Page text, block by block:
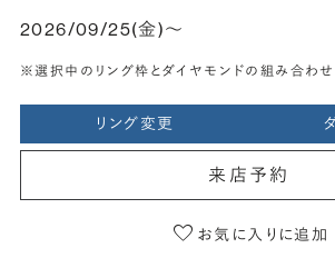
2026/09/25(金)〜
※選択中のリング枠とダイヤモンドの組み合わ
リング変更
来店予約
お気に入りに追加